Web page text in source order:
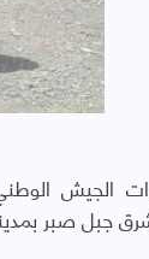
الجيش
شرق جبل صبر